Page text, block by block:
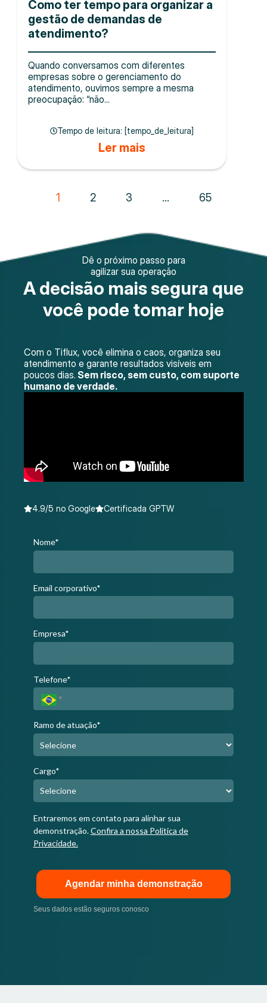
Como ter tempo para organizar a
gestão de demandas de
atendimento?
Quando conversamos com diferentes
empresas sobre o gerenciamento do
atendimento, ouvimos sempre a mesma
preocupação: “não...
Tempo de leitura: [tempo_de_leitura]
Ler mais
1 2 3 … 65
Dê o próximo passo para
agilizar sua operação
A decisão mais segura que
você pode tomar hoje
Com o Tiflux, você elimina o caos, organiza seu
atendimento e garante resultados visíveis em
poucos dias. Sem risco, sem custo, com suporte
humano de verdade.
4.9/5 no Google Certificada GPTW
Nome*
Email corporativo*
Empresa*
Telefone*
Ramo de atuação*
Cargo*
Entraremos em contato para alinhar sua
demonstração.Confira a nossa Política de
Privacidade.
Agendar minha demonstração
Seus dados estão seguros conosco